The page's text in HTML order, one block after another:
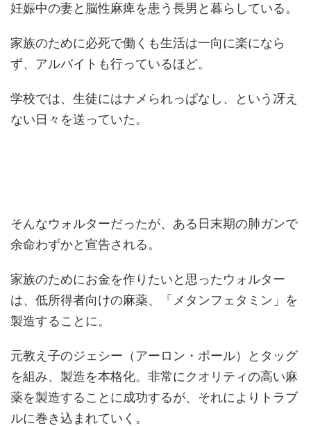
妊娠中の妻と脳性麻痺を患う長男と暮らしている。
家族のために必死で働くも生活は一向に楽になら
ず、アルバイトも行っているほど。
学校では、生徒にはナメられっぱなし、という冴え
ない日々を送っていた。
そんなウォルターだったが、ある日末期の肺ガンで
余命わずかと宣告される。
家族のためにお金を作りたいと思ったウォルター
は、低所得者向けの麻薬、「メタンフェタミン」を
製造することに。
元教え子のジェシー（アーロン・ポール）とタッグ
を組み、製造を本格化。非常にクオリティの高い麻
薬を製造することに成功するが、それによりトラブ
ルに巻き込まれていく。